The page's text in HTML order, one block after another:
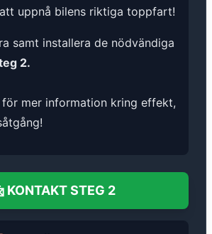
uppnå bilens riktiga toppfart!
samt installera de nödvändiga
2.
för mer information kring effekt,
KONTAKT STEG 2